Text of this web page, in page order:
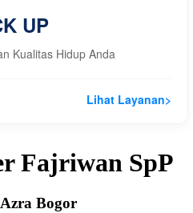
UP
Kualitas Hidup Anda
Lihat Layanan>
Fajriwan SpP
Bogor